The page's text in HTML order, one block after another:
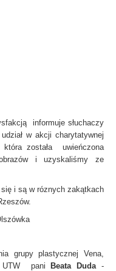
informuje słuchaczy
w akcji charytatywnej
została uwieńczona
i uzyskaliśmy ze
i są w róznych zakątkach
grupy plastycznej Vena,
UTW paniBeata Duda-